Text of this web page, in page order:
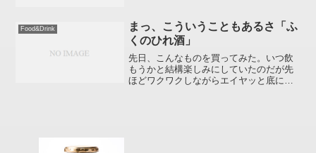
Food&Drink
まっ、こういうこともあるさ「ふ
くのひれ酒」
先日、こんなものを買ってみた。いつ飲
もうかと結構楽しみにしていたのだが先
ほどワクワクしながらエイヤッと底にあ